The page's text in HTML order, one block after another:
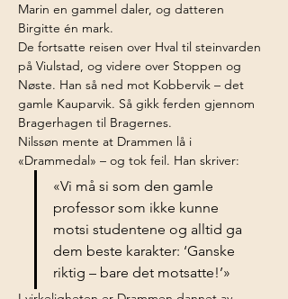
Marin en gammel daler, og datteren
Birgitte én mark.
De fortsatte reisen over Hval til steinvarden
på Viulstad, og videre over Stoppen og
Nøste. Han så ned mot Kobbervik – det
gamle Kauparvik. Så gikk ferden gjennom
Bragerhagen til Bragernes.
Nilssøn mente at Drammen lå i
«Drammedal» – og tok feil. Han skriver:
«Vi må si som den gamle
professor som ikke kunne
motsi studentene og alltid ga
dem beste karakter: ‘Ganske
riktig – bare det motsatte!’»